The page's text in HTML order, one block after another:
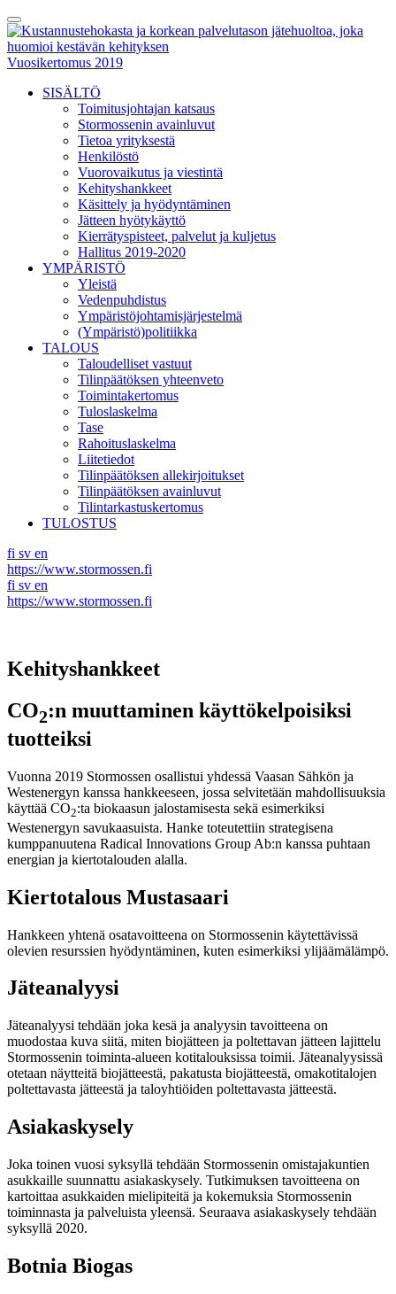
Skip
to
content
Toggle
Menu
Vuosikertomus 2019
SISÄLTÖ
Toimitusjohtajan katsaus
Stormossenin avainluvut
Tietoa yrityksestä
Henkilöstö
Vuorovaikutus ja viestintä
Kehityshankkeet
Käsittely ja hyödyntäminen
Jätteen hyötykäyttö
Kierrätyspisteet, palvelut ja kuljetus
Hallitus 2019-2020
YMPÄRISTÖ
Yleistä
Vedenpuhdistus
Ympäristöjohtamisjärjestelmä
(Ympäristö)politiikka
TALOUS
Taloudelliset vastuut
Tilinpäätöksen yhteenveto
Toimintakertomus
Tuloslaskelma
Tase
Rahoituslaskelma
Liitetiedot
Tilinpäätöksen allekirjoitukset
Tilinpäätöksen avainluvut
Tilintarkastuskertomus
TULOSTUS
fi sv en
https://www.stormossen.fi
fi sv en
https://www.stormossen.fi
Kehityshankkeet
CO2:n muuttaminen käyttökelpoisiksi
tuotteiksi
Vuonna 2019 Stormossen osallistui yhdessä Vaasan Sähkön ja
Westenergyn kanssa hankkeeseen, jossa selvitetään mahdollisuuksia
käyttää CO2:ta biokaasun jalostamisesta sekä esimerkiksi
Westenergyn savukaasuista. Hanke toteutettiin strategisena
kumppanuutena Radical Innovations Group Ab:n kanssa puhtaan
energian ja kiertotalouden alalla.
Kiertotalous Mustasaari
Hankkeen yhtenä osatavoitteena on Stormossenin käytettävissä
olevien resurssien hyödyntäminen, kuten esimerkiksi ylijäämälämpö.
Jäteanalyysi
Jäteanalyysi tehdään joka kesä ja analyysin tavoitteena on
muodostaa kuva siitä, miten biojätteen ja poltettavan jätteen lajittelu
Stormossenin toiminta-alueen kotitalouksissa toimii. Jäteanalyysissä
otetaan näytteitä biojätteestä, pakatusta biojätteestä, omakotitalojen
poltettavasta jätteestä ja taloyhtiöiden poltettavasta jätteestä.
Asiakaskysely
Joka toinen vuosi syksyllä tehdään Stormossenin omistajakuntien
asukkaille suunnattu asiakaskysely. Tutkimuksen tavoitteena on
kartoittaa asukkaiden mielipiteitä ja kokemuksia Stormossenin
toiminnasta ja palveluista yleensä. Seuraava asiakaskysely tehdään
syksyllä 2020.
Botnia Biogas